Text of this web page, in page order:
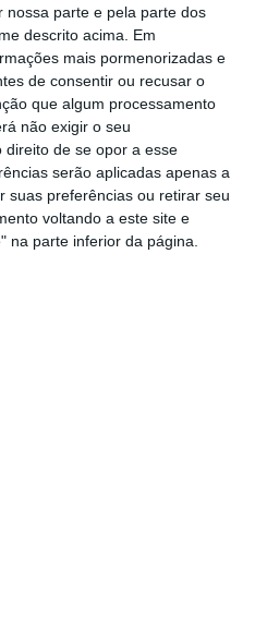
nossa parte e pela parte dos
descrito acima. Em
mais pormenorizadas e
de consentir ou recusar o
que algum processamento
não exigir o seu
de se opor a esse
serão aplicadas apenas a
suas preferências ou retirar seu
voltando a este site e
na parte inferior da página.
que em setembro
ser sentida, nas
como uma